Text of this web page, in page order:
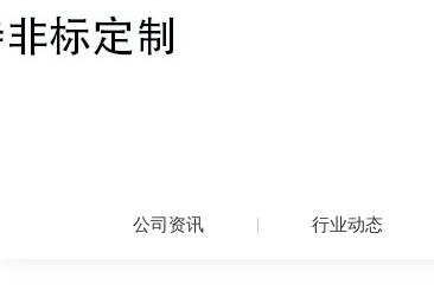
公司资讯 行业动态